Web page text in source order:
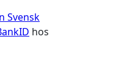
Svensk
hos